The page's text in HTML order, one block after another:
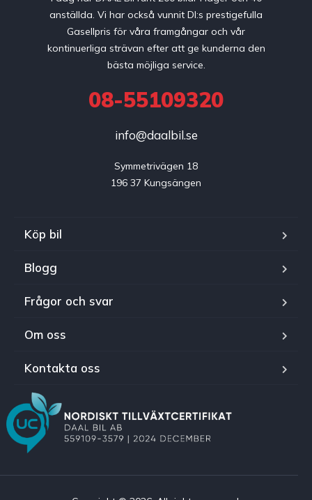
anställda. Vi har också vunnit DI:s prestigefulla
Gasellpris för våra framgångar och vår
kontinuerliga strävan efter att ge kunderna den
bästa möjliga service.
08-55109320
info@daalbil.se
Symmetrivägen 18
196 37 Kungsängen
Köp bil
Blogg
Frågor och svar
Om oss
Kontakta oss